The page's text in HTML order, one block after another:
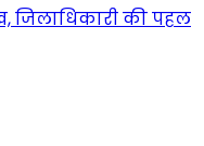
जिलाधिकारी की पहल